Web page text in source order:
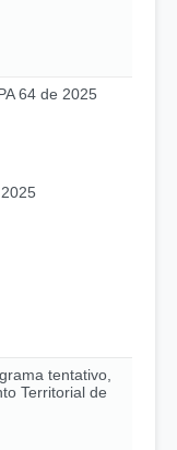
64 de 2025
tentativo,
Territorial de